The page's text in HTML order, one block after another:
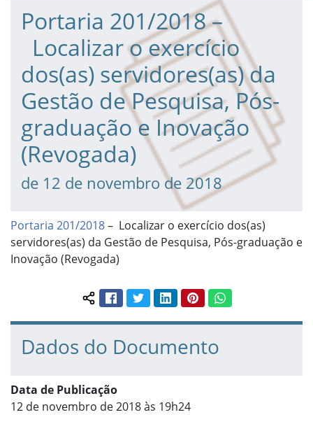
Portaria 201/2018 –
Localizar o exercício
dos(as) servidores(as) da
Gestão de Pesquisa, Pós-
graduação e Inovação
(Revogada)
de 12 de novembro de 2018
Portaria 201/2018– Localizar o exercício dos(as)
servidores(as) da Gestão de Pesquisa, Pós-graduação e
Inovação (Revogada)
Compartilhar conteúdo:
FacebookTwitterLinkedInPinterestWhatsApp
Dados do Documento
Data de Publicação
12 de novembro de 2018 às 19h24